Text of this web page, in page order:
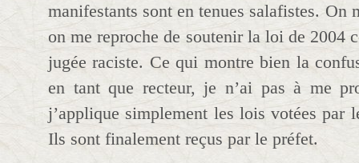
manifestants sont en tenues salafistes. On
on me reproche de soutenir la loi de 2004
jugée raciste. Ce qui montre bien la
en tant que recteur, je n’ai pas à me
j’applique simplement les lois votées par
Ils sont finalement reçus par le préfet.